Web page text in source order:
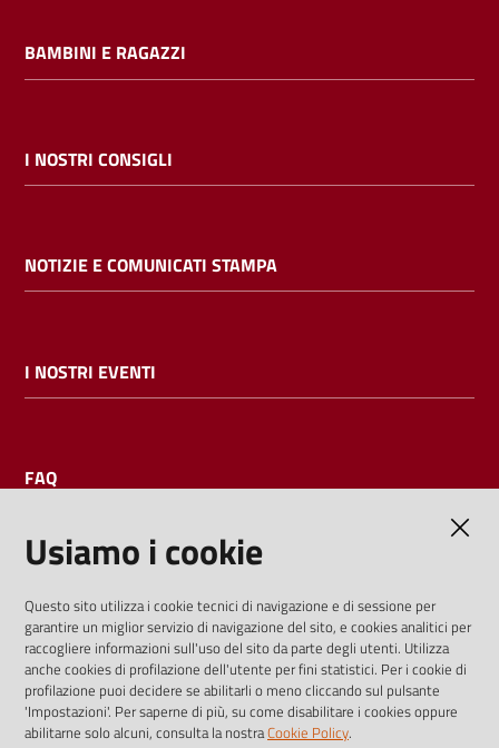
cataloghi
bibliotecario
BAMBINI E RAGAZZI
I NOSTRI CONSIGLI
NOTIZIE E COMUNICATI STAMPA
I NOSTRI EVENTI
FAQ
I dati personali pubblicati sono riutilizzabili solo alle condizioni
previste dalla direttiva comunitaria 2003/98/CE e dal d.lgs.
36/2006
Usiamo i cookie
Questo sito utilizza i cookie tecnici di navigazione e di sessione per
garantire un miglior servizio di navigazione del sito, e cookies analitici per
raccogliere informazioni sull'uso del sito da parte degli utenti. Utilizza
anche cookies di profilazione dell'utente per fini statistici. Per i cookie di
profilazione puoi decidere se abilitarli o meno cliccando sul pulsante
'Impostazioni'. Per saperne di più, su come disabilitare i cookies oppure
abilitarne solo alcuni, consulta la nostraCookie Policy.